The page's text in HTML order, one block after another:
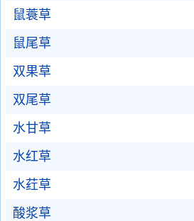
鼠蓑草
鼠尾草
双果草
双尾草
水甘草
水红草
水荭草
酸浆草